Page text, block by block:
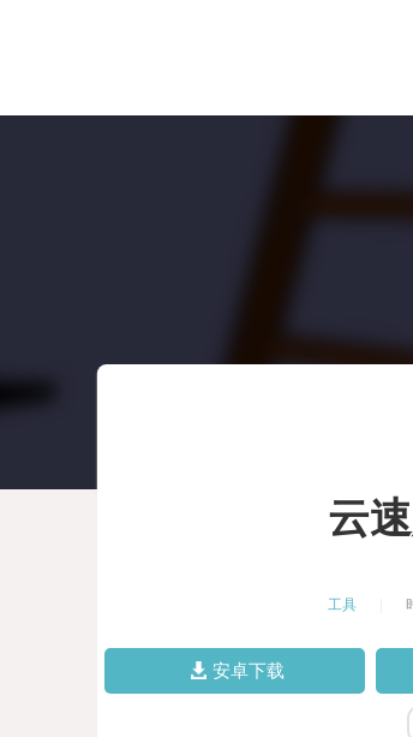
云
工具
安卓下载